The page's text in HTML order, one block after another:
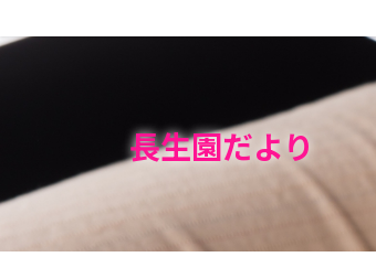
移
長生園だより